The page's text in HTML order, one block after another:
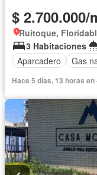
$ 2.700.000/
Ruitoque,
3 Habitaciones
Aparcadero
Gas
Hace 5 días, 13 horas